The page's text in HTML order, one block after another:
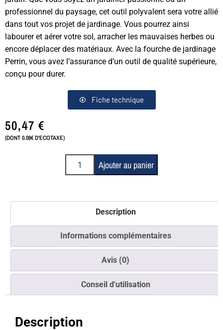
professionnel du paysage, cet outil polyvalent sera votre allié
dans tout vos projet de jardinage. Vous pourrez ainsi
labourer et aérer votre sol, arracher les mauvaises herbes ou
encore déplacer des matériaux. Avec la fourche de jardinage
Perrin, vous avez l’assurance d’un outil de qualité supérieure,
conçu pour durer.
Fiche technique
50,47€
(DONT 0.08€ D'ECOTAXE)
Ajouter au panier
Description
Informations complémentaires
Avis (0)
Conseil d'utilisation
Description